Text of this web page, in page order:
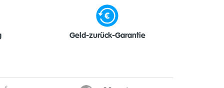
Geld-zurück-Garantie